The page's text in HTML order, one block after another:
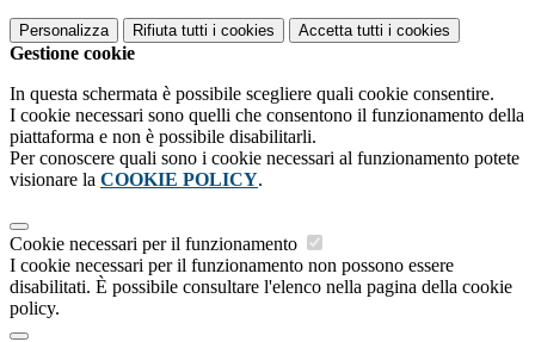
Personalizza Rifiuta tutti i cookies Accetta tutti i cookies
Gestione cookie
In questa schermata è possibile scegliere quali cookie consentire.
I cookie necessari sono quelli che consentono il funzionamento della
piattaforma e non è possibile disabilitarli.
Per conoscere quali sono i cookie necessari al funzionamento potete
visionare la COOKIE POLICY.
Cookie necessari per il funzionamento
I cookie necessari per il funzionamento non possono essere
disabilitati. È possibile consultare l'elenco nella pagina della cookie
policy.